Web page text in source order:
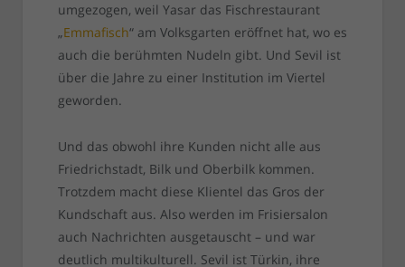
umgezogen, weil Yasar das Fischrestaurant
„Emmafisch“ am Volksgarten eröffnet hat, wo es
auch die berühmten Nudeln gibt. Und Sevil ist
über die Jahre zu einer Institution im Viertel
geworden.
Und das obwohl ihre Kunden nicht alle aus
Friedrichstadt, Bilk und Oberbilk kommen.
Trotzdem macht diese Klientel das Gros der
Kundschaft aus. Also werden im Frisiersalon
auch Nachrichten ausgetauscht – und war
deutlich multikulturell. Sevil ist Türkin, ihre